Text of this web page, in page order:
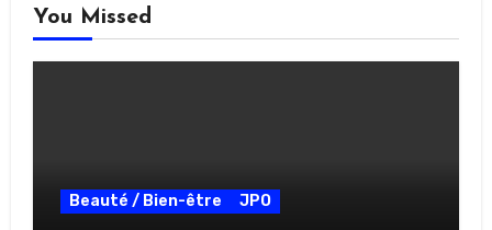
You Missed
Beauté / Bien-être JPO